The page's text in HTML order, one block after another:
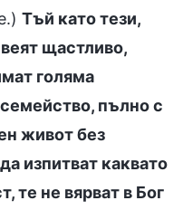
Тъй като тези,
щастливо,
голяма
пълно с
живот без
изпитват каквато
те не вярват в Бог